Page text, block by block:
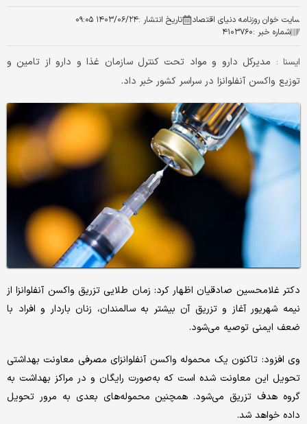
سایت خوان روزنامه دنیای اقتصاد تاریخ انتشار :۱۴۰۳/۰۶/۲۴ ۰۹:۰۵
شماره خبر :۴۱۰۳۷۶۰
ايسنا : مدیرکل دارو و مواد تحت کنترل سازمان غذا و دارو از تامین و
توزیع واکسن آنفلوانزا در سراسر کشور خبر داد.
دکتر غلامحسین صادقیان اظهار کرد: زمان طلایی تزریق واکسن آنفلوانزا از
نیمه شهریور آغاز و تزریق آن بیشتر به سالمندان، زنان باردار و افراد با
ضعف ایمنی توصیه می‌شود.
وی افزود: تاکنون یک محموله واکسن آنفلوانزای مصرفی معاونت بهداشتی
تحویل این معاونت شده است که به‌صورت رایگان و در مراکز بهداشت به
گروه هدف تزریق می‌شود. همچنین محموله‌های بعدی به مرور تحویل
داده خواهد شد.